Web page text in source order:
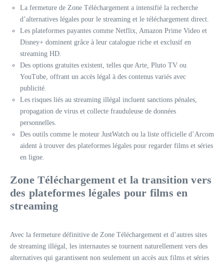
La fermeture de Zone Téléchargement a intensifié la recherche
d’alternatives légales pour le streaming et le téléchargement direct.
Les plateformes payantes comme Netflix, Amazon Prime Video et
Disney+ dominent grâce à leur catalogue riche et exclusif en
streaming HD.
Des options gratuites existent, telles que Arte, Pluto TV ou
YouTube, offrant un accès légal à des contenus variés avec
publicité.
Les risques liés au streaming illégal incluent sanctions pénales,
propagation de virus et collecte frauduleuse de données
personnelles.
Des outils comme le moteur JustWatch ou la liste officielle d’Arcom
aident à trouver des plateformes légales pour regarder films et séries
en ligne.
Zone Téléchargement et la transition vers
des plateformes légales pour films en
streaming
Avec la fermeture définitive de Zone Téléchargement et d’autres sites
de streaming illégal, les internautes se tournent naturellement vers des
alternatives qui garantissent non seulement un accès aux films et séries